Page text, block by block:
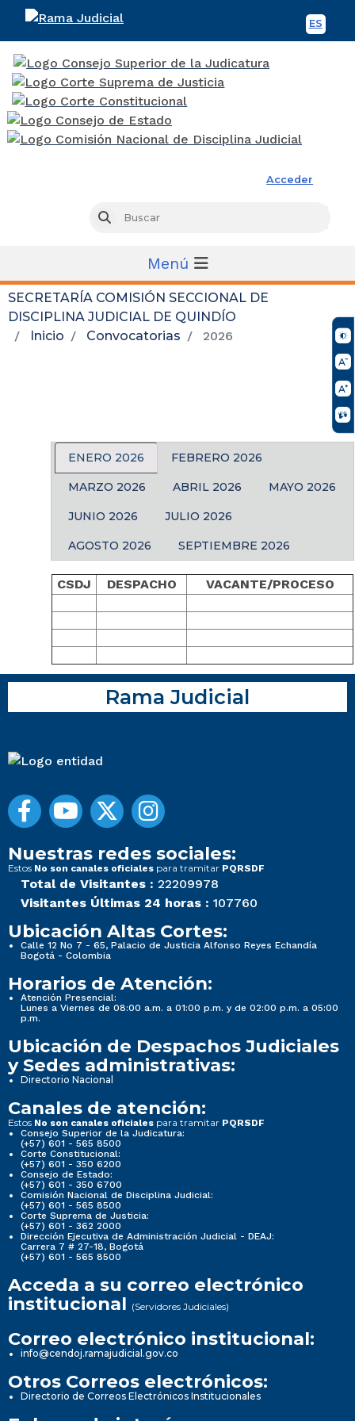
ES
Acceder
Buscar
Menú
SECRETARÍA COMISIÓN SECCIONAL DE
DISCIPLINA JUDICIAL DE QUINDÍO
Inicio
Convocatorias 2026
ENERO 2026 FEBRERO 2026
MARZO 2026 ABRIL 2026 MAYO 2026
JUNIO 2026 JULIO 2026
AGOSTO 2026 SEPTIEMBRE 2026
CSDJ DESPACHO VACANTE/PROCESO
Rama Judicial
Nuestras redes sociales:
Estos No son canales oficiales para tramitar PQRSDF
Total de Visitantes : 22209978
Visitantes Últimas 24 horas : 107760
Ubicación Altas Cortes:
Calle 12 No 7 - 65, Palacio de Justicia Alfonso Reyes Echandía
Bogotá - Colombia
Horarios de Atención:
Atención Presencial:
Lunes a Viernes de 08:00 a.m. a 01:00 p.m. y de 02:00 p.m. a 05:00
p.m.
Ubicación de Despachos Judiciales
y Sedes administrativas:
Directorio Nacional
Canales de atención:
Estos No son canales oficiales para tramitar PQRSDF
Consejo Superior de la Judicatura:
(+57) 601 - 565 8500
Corte Constitucional:
(+57) 601 - 350 6200
Consejo de Estado:
(+57) 601 - 350 6700
Comisión Nacional de Disciplina Judicial:
(+57) 601 - 565 8500
Corte Suprema de Justicia:
(+57) 601 - 362 2000
Dirección Ejecutiva de Administración Judicial - DEAJ:
Carrera 7 # 27-18, Bogotá
(+57) 601 - 565 8500
Acceda a su correo electrónico
institucional (Servidores Judiciales)
Correo electrónico institucional:
info@cendoj.ramajudicial.gov.co
Otros Correos electrónicos:
Directorio de Correos Electrónicos Institucionales